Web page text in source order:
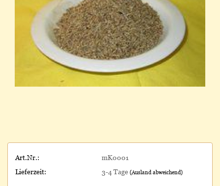
Art.Nr.:
mK0001
Lieferzeit:
3-4 Tage (Ausland abweichend)